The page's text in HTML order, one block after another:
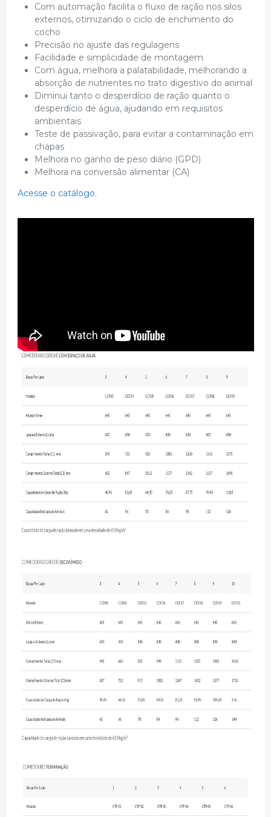
Com automação facilita o fluxo de ração nos silos
externos, otimizando o ciclo de enchimento do
cocho
Precisão no ajuste das regulagens
Facilidade e simplicidade de montagem
Com água, melhora a palatabilidade, melhorando a
absorção de nutrientes no trato digestivo do animal
Diminui tanto o desperdício de ração quanto o
desperdício de água, ajudando em requisitos
ambientais
Teste de passivação, para evitar a contaminação em
chapas
Melhora no ganho de peso diário (GPD)
Melhora na conversão alimentar (CA)
Acesse o catálogo.